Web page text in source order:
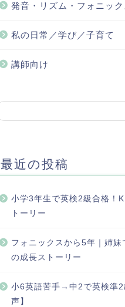
発音・リズム・フォニック
私の日常／学び／子育て
講師向け
最近の投稿
小学3年生で英検2級合格！
トーリー
フォニックスから5年｜姉妹
の成長ストーリー
小6英語苦手→中2で英検準2
声】